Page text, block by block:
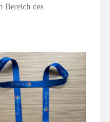
Bereich des